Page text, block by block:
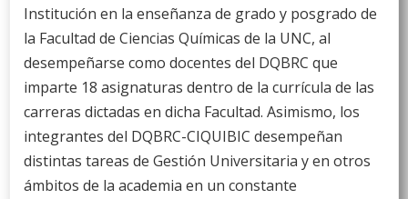
Institución en la enseñanza de grado y posgrado de
la Facultad de Ciencias Químicas de la UNC, al
desempeñarse como docentes del DQBRC que
imparte 18 asignaturas dentro de la currícula de las
carreras dictadas en dicha Facultad. Asimismo, los
integrantes del DQBRC-CIQUIBIC desempeñan
distintas tareas de Gestión Universitaria y en otros
ámbitos de la academia en un constante